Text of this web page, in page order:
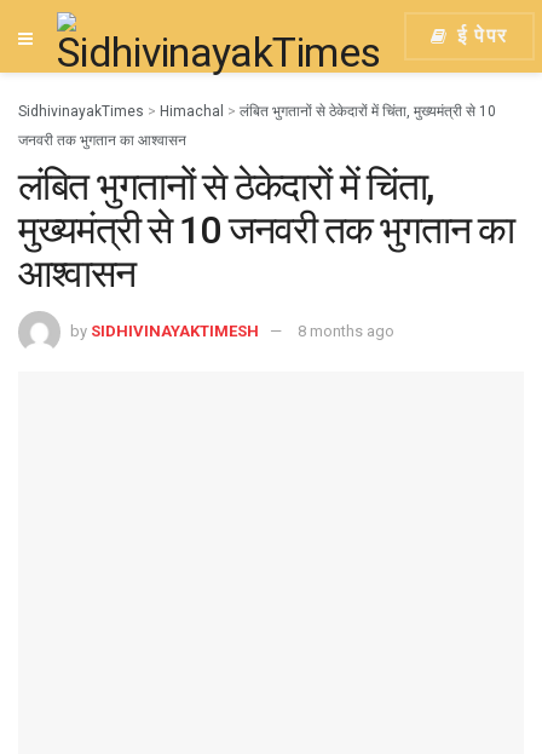
ई पेपर
SidhivinayakTimes > Himachal > लंबित भुगतानों से ठेकेदारों में चिंता, मुख्यमंत्री से 10
जनवरी तक भुगतान का आश्वासन
लंबित भुगतानों से ठेकेदारों में चिंता,
मुख्यमंत्री से 10 जनवरी तक भुगतान का
आश्वासन
by SIDHIVINAYAKTIMESH 8 months ago